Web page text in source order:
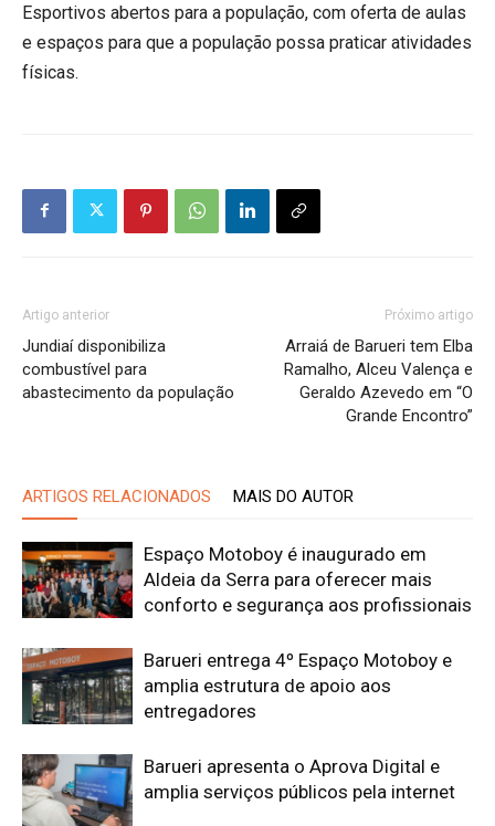
Esportivos abertos para a população, com oferta de aulas
e espaços para que a população possa praticar atividades
físicas.
Artigo anterior
Jundiaí disponibiliza
combustível para
abastecimento da população
Próximo artigo
Arraiá de Barueri tem Elba
Ramalho, Alceu Valença e
Geraldo Azevedo em “O
Grande Encontro”
ARTIGOS RELACIONADOS MAIS DO AUTOR
Espaço Motoboy é inaugurado em
Aldeia da Serra para oferecer mais
conforto e segurança aos profissionais
Barueri entrega 4º Espaço Motoboy e
amplia estrutura de apoio aos
entregadores
Barueri apresenta o Aprova Digital e
amplia serviços públicos pela internet